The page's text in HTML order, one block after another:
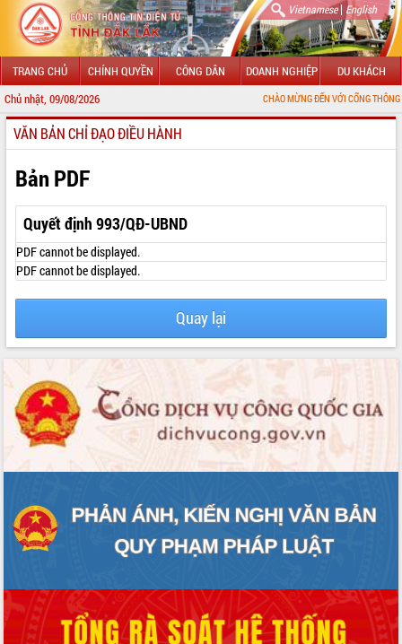
Vietnamese| English
TRANG CHỦ CHÍNH QUYỀN CÔNG DÂN DOANH NGHIỆP DU KHÁCH
Chủ nhật, 09/08/2026 CHÀO MỪNG ĐẾN VỚI CỔNG THÔNG TIN ĐIỆN
GIỚI THIỆU
LÃNH ĐẠO UBND TỈNH
TIN TỨC SỰ KIỆN
SỞ, BAN, NGÀNH
UBND CÁC XÃ, PHƯỜNG
HỆ THỐNG VĂN BẢN
VĂN BẢN HĐND TỈNH
ĐIỂM TIN VĂN BẢN
QUY HOẠCH - KẾ HOẠCH
VĂN BẢN CHỈ ĐẠO ĐIỀU HÀNH
Bản PDF
Quyết định 993/QĐ-UBND
PDF cannot be displayed.
PDF cannot be displayed.
Quay lại